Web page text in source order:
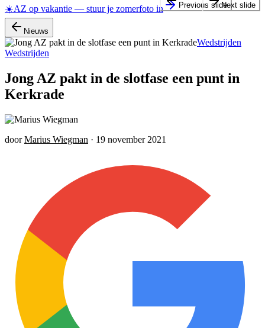
☀️AZ op vakantie — stuur je zomerfoto in
Nieuws
Wedstrijden
Wedstrijden
Jong AZ pakt in de slotfase een punt in
Kerkrade
door Marius Wiegman · 19 november 2021
Previous slideNext slide